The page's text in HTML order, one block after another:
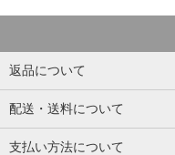
返品について
配送・送料について
支払い方法について